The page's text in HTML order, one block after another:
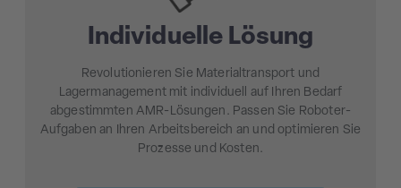
Individuelle Lösung
Revolutionieren Sie Materialtransport und
Lagermanagement mit individuell auf Ihren Bedarf
abgestimmten AMR-Lösungen. Passen Sie Roboter-
Aufgaben an Ihren Arbeitsbereich an und optimieren Sie
Prozesse und Kosten.